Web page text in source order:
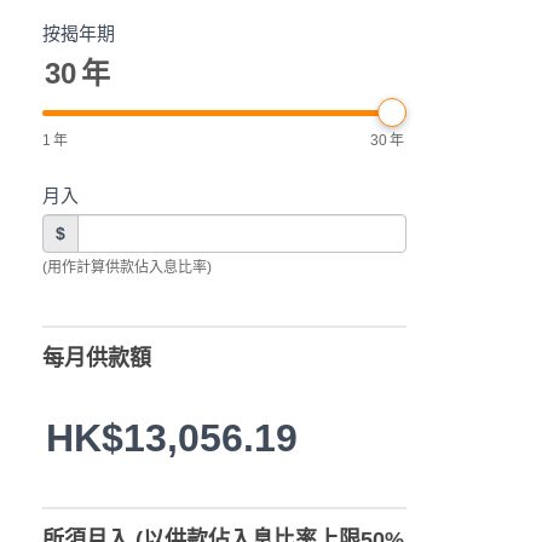
按揭年期
30年
1 年 30年
月入
$
(用作計算供款佔入息比率)
每月供款額
HK$13,056.19